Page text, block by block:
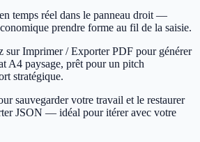
temps réel dans le panneau droit —
prendre forme au fil de la saisie.
sur Imprimer / Exporter PDF pour générer
A4 paysage, prêt pour un pitch
stratégique.
sauvegarder votre travail et le restaurer
JSON — idéal pour itérer avec votre